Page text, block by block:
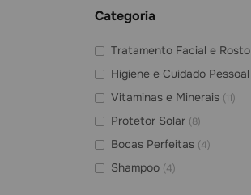
Categoria
Tratamento Facial e Rosto
Higiene e Cuidado Pessoal
Vitaminas e Minerais (11)
Protetor Solar (8)
Bocas Perfeitas (4)
Shampoo (4)